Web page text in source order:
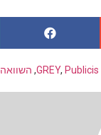
GREY, Publicis
, השוואה